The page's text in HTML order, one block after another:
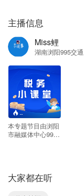
主播信息
Miss鲤
湖南浏阳995交
--
本专题节目由浏阳
市融媒体中心995
大家都在听